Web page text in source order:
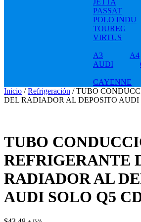
JETTA
PASSAT
POLO INDU
TOUREG
VIRTUS
A3 A4
AUDI
CAYENNE
Inicio /Refrigeración / TUBO
DEL RADIADOR AL DEPOSITO AUDI
TUBO
REFRIGERANTE
RADIADOR AL
AUDI SOLO Q5